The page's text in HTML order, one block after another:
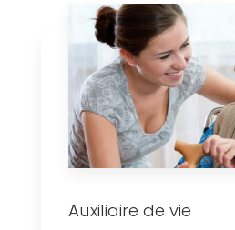
Auxiliaire de vie